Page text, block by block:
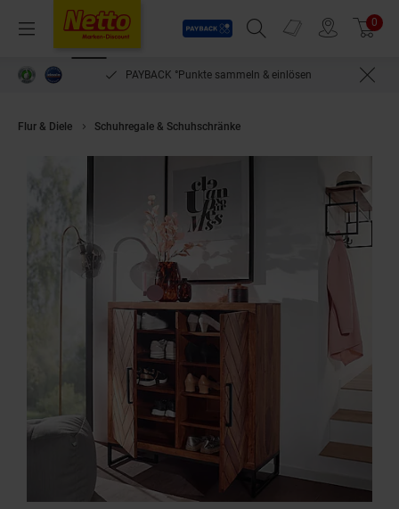
Menü
Payback
Suchfeld einblenden
Prospekte 0
PAYBACK °Punkte sammeln & einlösen
Flur & Diele Schuhregale & Schuhschränke